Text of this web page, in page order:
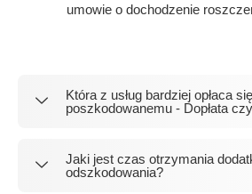
umowie o dochodzenie
Która z usług bardziej opłaca się
poszkodowanemu - Dopłata
Jaki jest czas otrzymania
odszkodowania?